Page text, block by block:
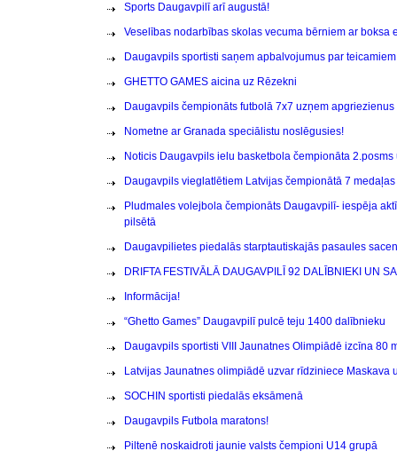
Sports Daugavpilī arī augustā!
Veselības nodarbības skolas vecuma bērniem ar boksa
Daugavpils sportisti saņem apbalvojumus par
GHETTO GAMES aicina uz Rēzekni
Daugavpils čempionāts futbolā 7x7 uzņem apgriezienus
Nometne ar Granada speciālistu noslēgusies!
Noticis Daugavpils ielu basketbola čempionāta
Daugavpils vieglatlētiem Latvijas čempionātā 7 medaļas
Pludmales volejbola čempionāts Daugavpilī- iespēja
pilsētā
Daugavpilietes piedalās starptautiskajās pasaules
DRIFTA FESTIVĀLĀ DAUGAVPILĪ 92 DALĪBNIEKI UN
Informācija!
“Ghetto Games” Daugavpilī pulcē teju 1400 dalībnieku
Daugavpils sportisti VIII Jaunatnes Olimpiādē izcīna 80
Latvijas Jaunatnes olimpiādē uzvar rīdziniece
SOCHIN sportisti piedalās eksāmenā
Daugavpils Futbola maratons!
Piltenē noskaidroti jaunie valsts čempioni U14 grupā